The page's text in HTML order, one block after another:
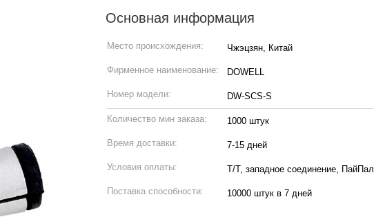
Основная информация
Место происхождения: Чжэцзян, Китай
Фирменное наименование: DOWELL
Номер модели: DW-SCS-S
Количество мин заказа: 1000 штук
Время доставки: 7-15 дней
Условия оплаты: Т/Т, западное соединение, ПайПал
Поставка способности: 10000 штук в 7 дней